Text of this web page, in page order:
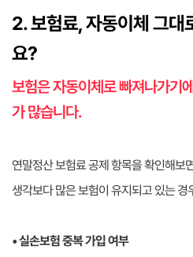
2. 보험료, 자동이체 그대
요?
보험은 자동이체로 빠져나가기
가 많습니다.
연말정산 보험료 공제 항목을 확인해보
생각보다 많은 보험이 유지되고 있는 경
• 실손보험 중복 가입 여부